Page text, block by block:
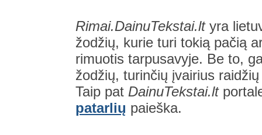
Rimai.DainuTekstai.ltyra
žodžių, kurie turi tokią pačią
rimuotis tarpusavyje. Be to,
žodžių, turinčių įvairius
Taip pat DainuTekstai.lt
patarlių paieška.